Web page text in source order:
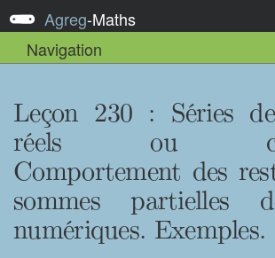
Agreg-Maths
Navigation
Leçon 230 : Séries
réels ou
Comportement des
sommes partielles
numériques. Exemples.